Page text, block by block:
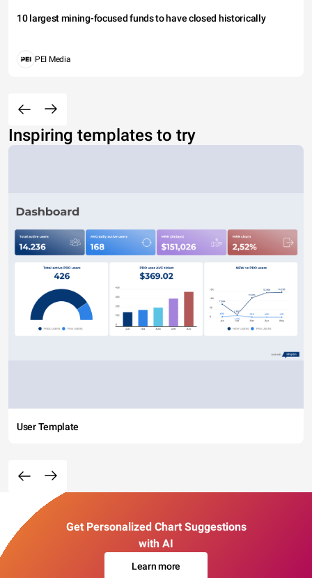
10 largest mining-focused funds to have closed historically
PEI Media
Inspiring templates to try
User Template
Get Personalized Chart Suggestions
with AI
Learn more